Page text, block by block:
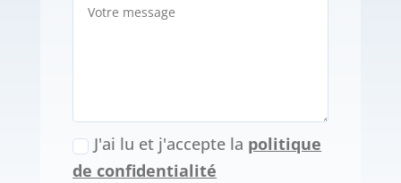
J'ai lu et j'accepte la politique
de confidentialité